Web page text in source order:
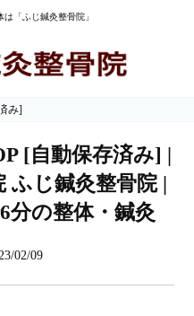
「ふじ鍼灸整骨院」
み]
[自動保存済み] |
ふじ鍼灸整骨院 |
分の整体・鍼灸
02/09